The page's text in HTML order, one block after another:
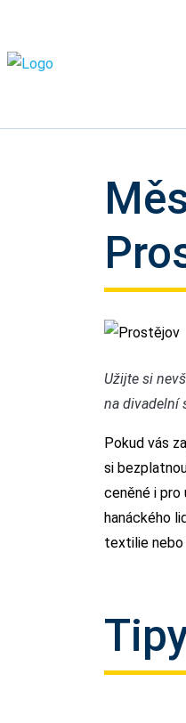
Prostějov
Užijte si
na divadelní
Pokud vás
si
ceněné i
hanáckého
textilie nebo